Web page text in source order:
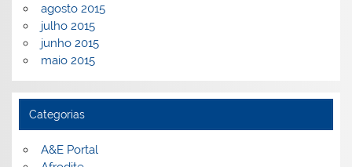
agosto 2015
julho 2015
junho 2015
maio 2015
Categorias
A&E Portal